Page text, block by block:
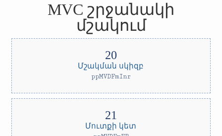
MVC շրջանակի
մշակում
Մշակման սկիզբ
ppMVDFmInr
Մուտքի կետ